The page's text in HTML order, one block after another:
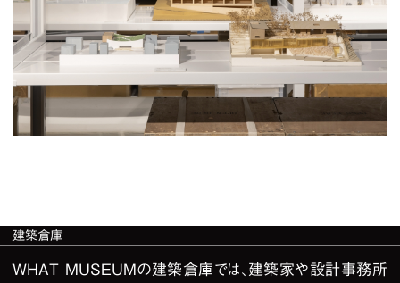
建築倉庫
WHAT MUSEUMの建築倉庫では、建築家や設計事務所